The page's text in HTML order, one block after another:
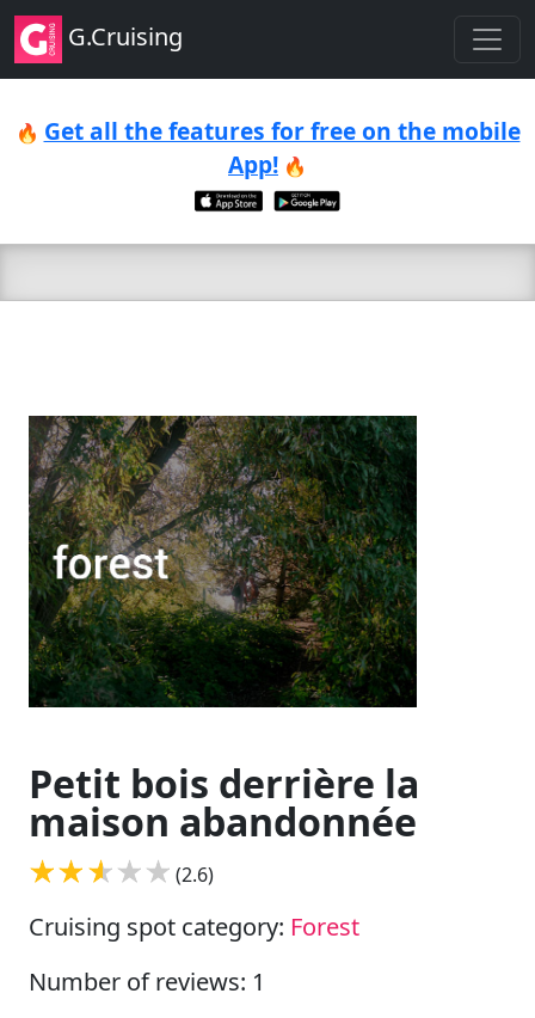
G.Cruising
🔥 Get all the features for free on the mobile
App! 🔥
Petit bois derrière la
maison abandonnée
(2.6)
Cruising spot category: Forest
Number of reviews: 1